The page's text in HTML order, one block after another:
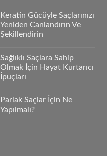
Keratin Gücüyle Saçlarınızı
Yeniden Canlandırın Ve
Şekillendirin
Sağlıklı Saçlara Sahip
Olmak İçin Hayat Kurtarıcı
İpuçları
Parlak Saçlar İçin Ne
Yapılmalı?